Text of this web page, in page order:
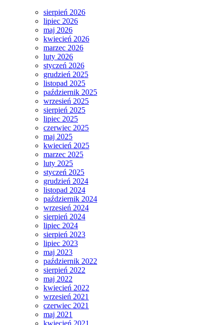
sierpień 2026
lipiec 2026
maj 2026
kwiecień 2026
marzec 2026
luty 2026
styczeń 2026
grudzień 2025
listopad 2025
październik 2025
wrzesień 2025
sierpień 2025
lipiec 2025
czerwiec 2025
maj 2025
kwiecień 2025
marzec 2025
luty 2025
styczeń 2025
grudzień 2024
listopad 2024
październik 2024
wrzesień 2024
sierpień 2024
lipiec 2024
sierpień 2023
lipiec 2023
maj 2023
październik 2022
sierpień 2022
maj 2022
kwiecień 2022
wrzesień 2021
czerwiec 2021
maj 2021